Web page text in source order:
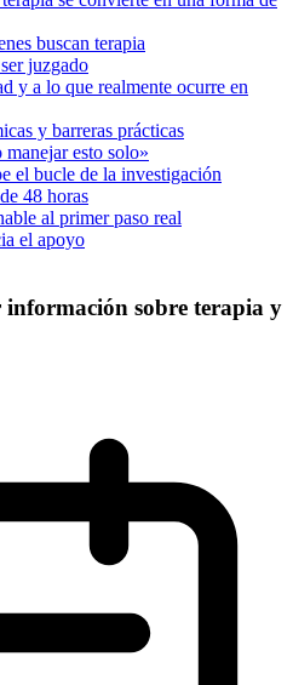
buscan terapia
juzgado
y a lo que realmente ocurre en
y barreras prácticas
esto solo»
el bucle de la investigación
48 horas
al primer paso real
el apoyo
sobre terapia y